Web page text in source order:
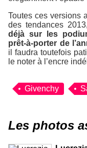
Toutes ces versions
des tendances
déjà sur les
prêt-à-porter de
il faudra toutefois
le noter à l’encre
Givenchy
Les photos